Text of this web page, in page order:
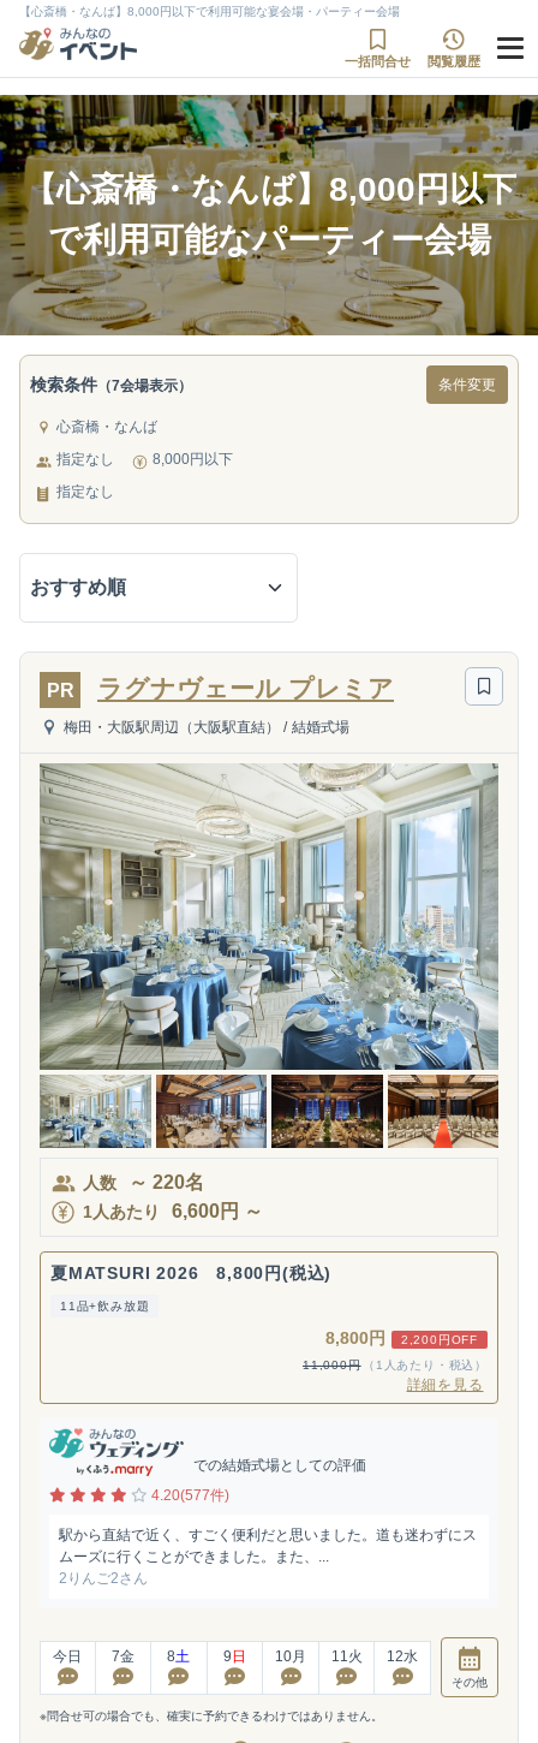
【心斎橋・なんば】8,000円以下で利用可能な宴会場・パーティー会場
一括問合せ 閲覧履歴
【心斎橋・なんば】8,000円以下
で利用可能なパーティー会場
検索条件 （7会場表示） 条件変更
心斎橋・なんば
指定なし
8,000円以下
指定なし
PR ラグナヴェール プレミア
梅田・大阪駅周辺（大阪駅直結） / 結婚式場
人数 ～ 220名
1人あたり 6,600円 ～
夏MATSURI 2026 8,800円(税込)
11品+飲み放題
8,800円
2,200円OFF
11,000円
（1人あたり・税込）
詳細を見る
での結婚式場としての評価
4.20(577件)
駅から直結で近く、すごく便利だと思いました。道も迷わずにス
ムーズに行くことができました。また、...
2りんご2さん
今日 7金 8土 9 日 10月 11 火 12水
その他
※問合せ可の場合でも、確実に予約できるわけではありません。